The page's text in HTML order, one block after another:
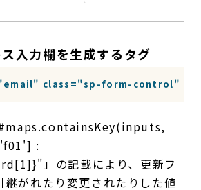
入力欄を生成するタグ
class="sp-form-control"
:
」の記載により、更新フ
継がれたり変更されたりした値